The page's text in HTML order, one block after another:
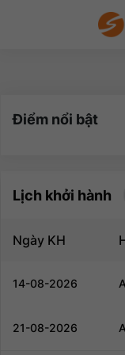
Điểm nổi bật
Lịch khởi hành
Ngày KH
14-08-2026
21-08-2026